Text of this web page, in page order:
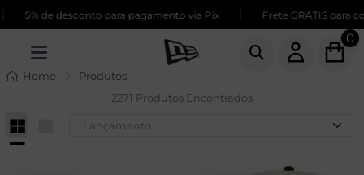
de desconto para pagamento via Pix | Frete GRÁTIS para compras
0
Home Produtos
2271 Produtos Encontrados